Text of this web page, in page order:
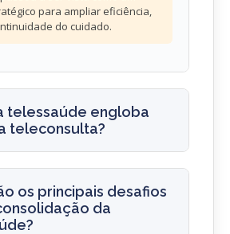
para ampliar eficiência,
do cuidado.
telessaúde engloba
teleconsulta?
os principais desafios
da